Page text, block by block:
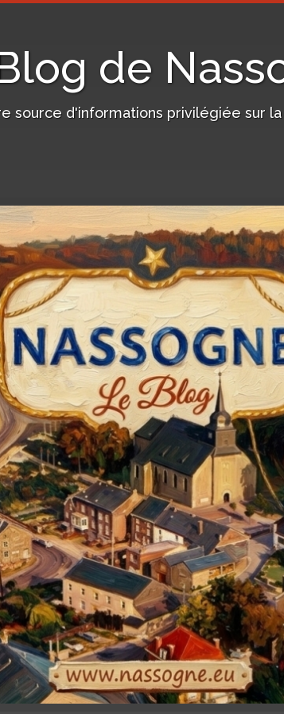
de
source d'informations privilégiée sur